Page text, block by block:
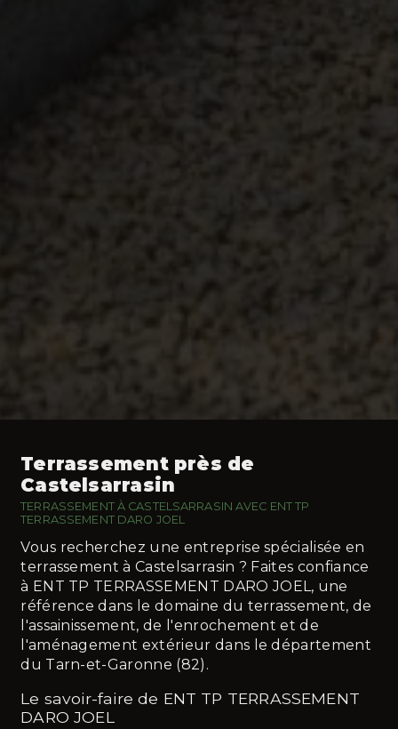
Terrassement près de
Castelsarrasin
TERRASSEMENT À CASTELSARRASIN AVEC ENT TP
TERRASSEMENT DARO JOEL
Vous recherchez une entreprise spécialisée en
terrassement à Castelsarrasin ? Faites confiance
à ENT TP TERRASSEMENT DARO JOEL, une
référence dans le domaine du terrassement, de
l'assainissement, de l'enrochement et de
l'aménagement extérieur dans le département
du Tarn-et-Garonne (82).
Le savoir-faire de ENT TP TERRASSEMENT
DARO JOEL